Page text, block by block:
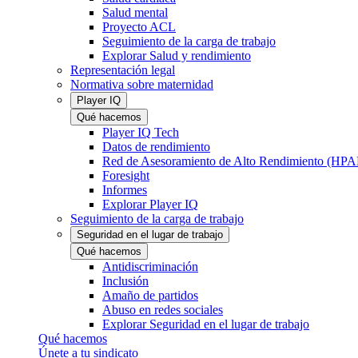
Salud mental
Proyecto ACL
Seguimiento de la carga de trabajo
Explorar Salud y rendimiento
Representación legal
Normativa sobre maternidad
Player IQ
Qué hacemos
Player IQ Tech
Datos de rendimiento
Red de Asesoramiento de Alto Rendimiento
Foresight
Informes
Explorar Player IQ
Seguimiento de la carga de trabajo
Seguridad en el lugar de trabajo
Qué hacemos
Antidiscriminación
Inclusión
Amaño de partidos
Abuso en redes sociales
Explorar Seguridad en el lugar de trabajo
Qué hacemos
Únete a tu sindicato